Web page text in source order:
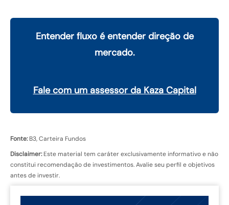
Entender fluxo é entender direção de
mercado.
Fale com um assessor da Kaza Capital
Fonte:B3, Carteira Fundos
Disclaimer:Este material tem caráter exclusivamente informativo e não
constitui recomendação de investimentos. Avalie seu perfil e objetivos
antes de investir.